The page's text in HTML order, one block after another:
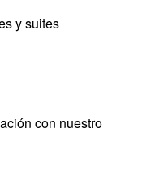
y suites
con nuestro